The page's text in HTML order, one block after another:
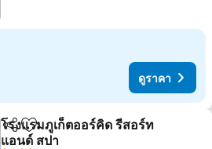
ดูราคา
แชร์ เพิ่มในรายการโปรด
โรงแรมภูเก็ตออร์คิด รีสอร์ท
แอนด์ สปา